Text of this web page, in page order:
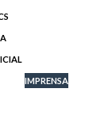
IMPRENSA